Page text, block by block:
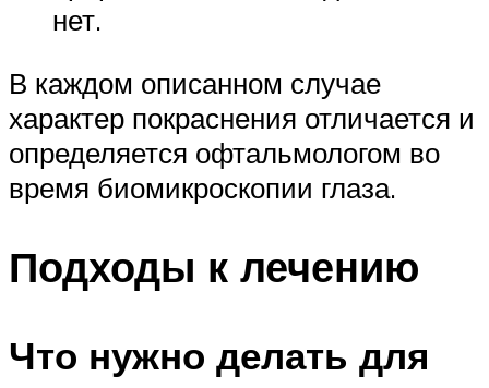
нет.
В каждом описанном случае
характер покраснения отличается и
определяется офтальмологом во
время биомикроскопии глаза.
Подходы к лечению
Что нужно делать для